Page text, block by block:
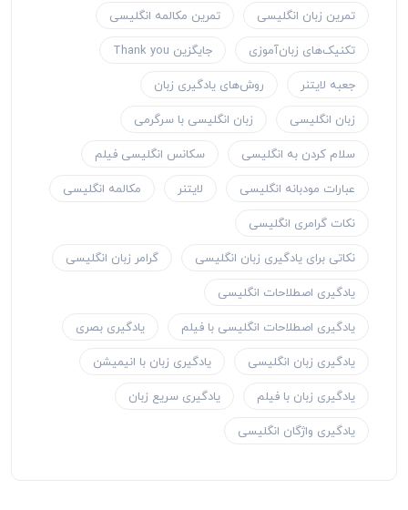
تمرین زبان انگلیسی
تمرین مکالمه انگلیسی
تکنیک‌های زبان‌آموزی
جایگزین Thank you
جعبه لایتنر
روش‌های یادگیری زبان
زبان انگلیسی
زبان انگلیسی با سرگرمی
سلام کردن به انگلیسی
سکانس انگلیسی فیلم
عبارات مودبانه انگلیسی
لایتنر
مکالمه انگلیسی
نکات گرامری انگلیسی
نکاتی برای یادگیری زبان انگلیسی
گرامر زبان انگلیسی
یادگیری اصطلاحات انگلیسی
یادگیری اصطلاحات انگلیسی با فیلم
یادگیری بصری
یادگیری زبان انگلیسی
یادگیری زبان با انیمیشن
یادگیری زبان با فیلم
یادگیری سریع زبان
یادگیری واژگان انگلیسی